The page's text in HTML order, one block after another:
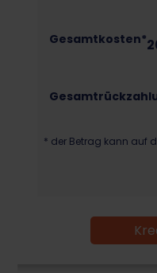
Gesamtkosten*
* der Betrag kann auf